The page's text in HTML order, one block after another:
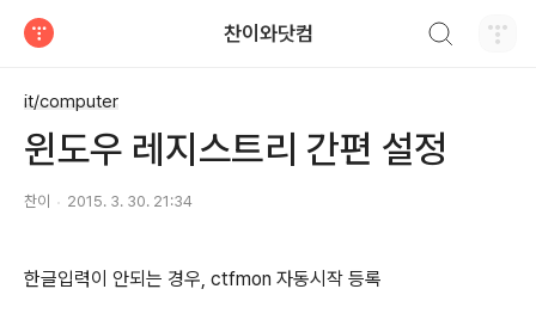
찬이와닷컴
it/computer
윈도우 레지스트리 간편 설정
찬이 2015. 3. 30. 21:34
한글입력이 안되는 경우, ctfmon 자동시작 등록